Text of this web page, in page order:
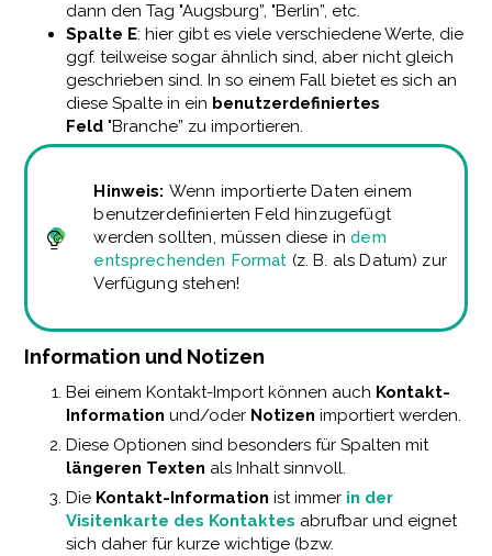
dann den Tag "Augsburg”, "Berlin”, etc.
Spalte E: hier gibt es viele verschiedene Werte, die
ggf. teilweise sogar ähnlich sind, aber nicht gleich
geschrieben sind. In so einem Fall bietet es sich an
diese Spalte in ein benutzerdefiniertes
Feld "Branche” zu importieren.
Hinweis: Wenn importierte Daten einem
benutzerdefinierten Feld hinzugefügt
werden sollten, müssen diese indem
entsprechenden Format (z. B. als Datum) zur
Verfügung stehen!
Information und Notizen
Bei einem Kontakt-Import können auch Kontakt-
Information und/oder Notizen importiert werden.
Diese Optionen sind besonders für Spalten mit
längeren Texten als Inhalt sinnvoll.
Die Kontakt-Information ist immer in der
Visitenkarte des Kontaktes abrufbar und eignet
sich daher für kurze wichtige (bzw.